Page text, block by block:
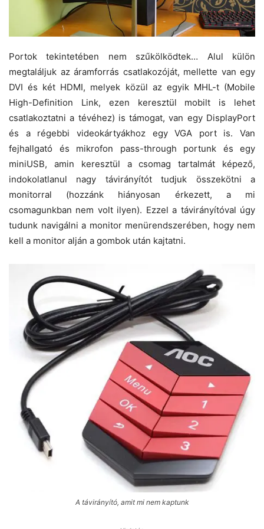
Portok tekintetében nem szűkölködtek… Alul külön
megtaláljuk az áramforrás csatlakozóját, mellette van egy
DVI és két HDMI, melyek közül az egyik MHL-t (Mobile
High-Definition Link, ezen keresztül mobilt is lehet
csatlakoztatni a tévéhez) is támogat, van egy DisplayPort
és a régebbi videokártyákhoz egy VGA port is. Van
fejhallgató és mikrofon pass-through portunk és egy
miniUSB, amin keresztül a csomag tartalmát képező,
indokolatlanul nagy távirányítót tudjuk összekötni a
monitorral (hozzánk hiányosan érkezett, a mi
csomagunkban nem volt ilyen). Ezzel a távirányítóval úgy
tudunk navigálni a monitor menürendszerében, hogy nem
kell a monitor alján a gombok után kajtatni.
A távirányító, amit mi nem kaptunk